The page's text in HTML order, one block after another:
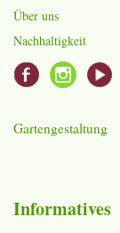
Über uns
Nachhaltigkeit
Gartengestaltung
Informatives